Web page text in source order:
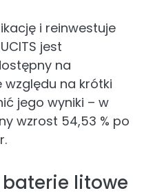
i reinwestuje
jest
na
względu na krótki
jego wyniki – w
wzrost 54,53 % po
baterie litowe